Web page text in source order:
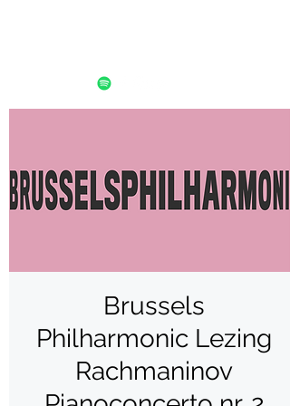
Brussels
Philharmonic Lezing
Rachmaninov